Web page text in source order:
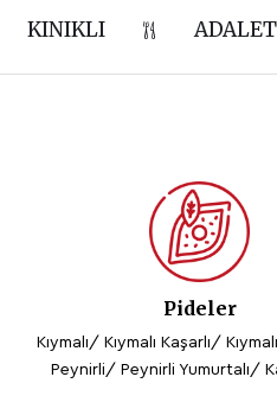
KINIKLI ADALET
Pideler
Kıymalı/ Kıymalı Kaşarlı/
Peynirli/ Peynirli Yumurtalı/